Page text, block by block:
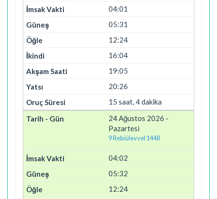
04:01
05:31
12:24
16:04
19:05
20:26
15 saat, 4 dakika
24 Ağustos 2026 -
Pazartesi
9 Rebiülevvel 1448
04:02
05:32
12:24